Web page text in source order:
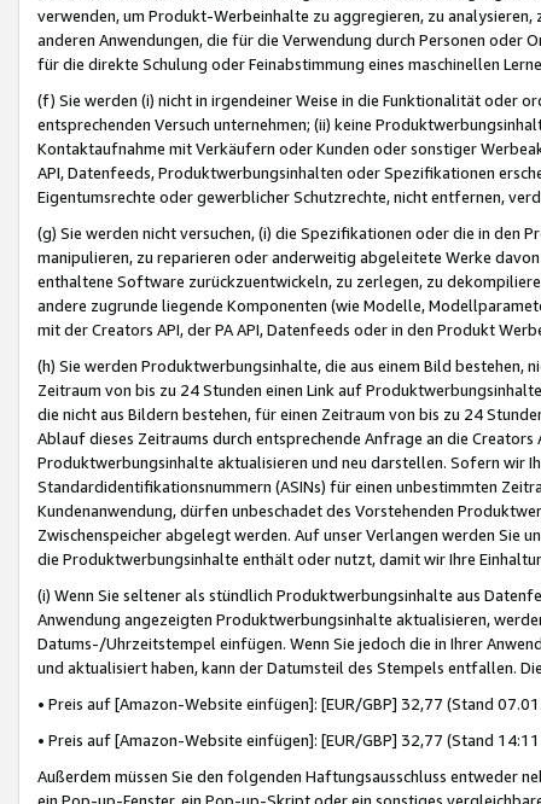
verwenden, um Produkt-Werbeinhalte zu aggregieren, zu
anderen Anwendungen, die für die Verwendung durch Personen
für die direkte Schulung oder Feinabstimmung eines maschinellen
(f) Sie werden (i) nicht in irgendeiner Weise in die Funktionalität oder
entsprechenden Versuch unternehmen; (ii) keine
Kontaktaufnahme mit Verkäufern oder Kunden oder sonstiger
API, Datenfeeds, Produktwerbungsinhalten oder Spezifikationen
Eigentumsrechte oder gewerblicher Schutzrechte, nicht entfernen,
(g) Sie werden nicht versuchen, (i) die Spezifikationen oder die in
manipulieren, zu reparieren oder anderweitig abgeleitete Werke
enthaltene Software zurückzuentwickeln, zu zerlegen, zu
andere zugrunde liegende Komponenten (wie Modelle,
mit der Creators API, der PA API, Datenfeeds oder in den Produkt
(h) Sie werden Produktwerbungsinhalte, die aus einem Bild bestehen,
Zeitraum von bis zu 24 Stunden einen Link auf
die nicht aus Bildern bestehen, für einen Zeitraum von bis zu 24
Ablauf dieses Zeitraums durch entsprechende Anfrage an die
Produktwerbungsinhalte aktualisieren und neu darstellen. Sofern wir
Standardidentifikationsnummern (ASINs) für einen unbestimmten
Kundenanwendung, dürfen unbeschadet des Vorstehenden
Zwischenspeicher abgelegt werden. Auf unser Verlangen werden Sie
die Produktwerbungsinhalte enthält oder nutzt, damit wir Ihre
(i) Wenn Sie seltener als stündlich Produktwerbungsinhalte aus
Anwendung angezeigten Produktwerbungsinhalte aktualisieren,
Datums-/Uhrzeitstempel einfügen. Wenn Sie jedoch die in Ihrer
und aktualisiert haben, kann der Datumsteil des Stempels entfallen.
• Preis auf [Amazon-Website einfügen]: [EUR/GBP] 32,77 (Stand
• Preis auf [Amazon-Website einfügen]: [EUR/GBP] 32,77 (Stand
Außerdem müssen Sie den folgenden Haftungsausschluss entweder
ein Pop-up-Fenster, ein Pop-up-Skript oder ein sonstiges